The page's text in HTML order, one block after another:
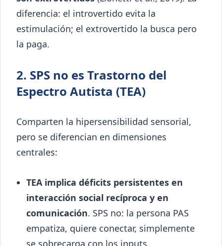
diferencia: el introvertido evita la
estimulación; el extrovertido la busca pero
la paga.
2. SPS no es Trastorno del
Espectro Autista (TEA)
Comparten la hipersensibilidad sensorial,
pero se diferencian en dimensiones
centrales:
TEA implica déficits persistentes en
interacción social recíproca y en
comunicación. SPS no: la persona PAS
empatiza, quiere conectar, simplemente
se sobrecarga con los inputs.